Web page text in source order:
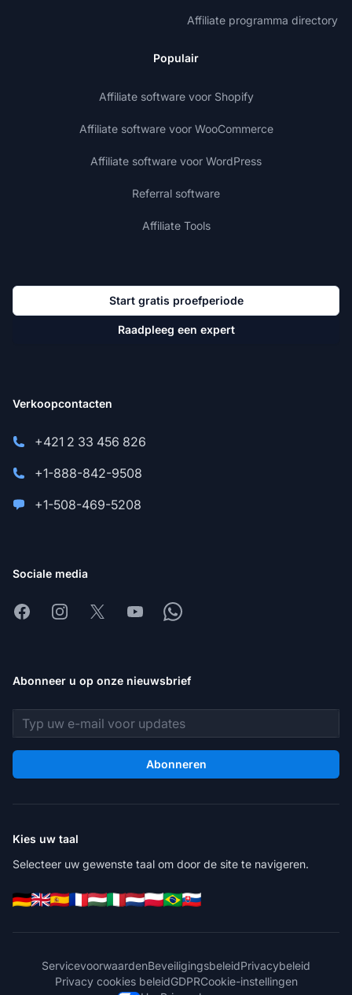
Affiliate programma directory
Populair
Affiliate software voor Shopify
Affiliate software voor WooCommerce
Affiliate software voor WordPress
Referral software
Affiliate Tools
Start gratis proefperiode
Raadpleeg een expert
Verkoopcontacten
+421 2 33 456 826
+1-888-842-9508
+1-508-469-5208
Sociale media
FacebookInstagram
X YoutubeWhatsapp
Abonneer u op onze nieuwsbrief
E-mailadres
Abonneren
Kies uw taal
Selecteer uw gewenste taal om door de site te navigeren.
ServicevoorwaardenBeveiligingsbeleidPrivacybeleid
Privacy cookies beleidGDPRCookie-instellingen